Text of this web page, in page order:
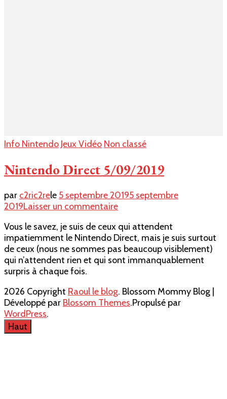
Info Nintendo Jeux Vidéo Non classé
Nintendo Direct 5/09/2019
par c2ric2rele 5 septembre 20195 septembre
2019Laisser un commentairesur
Direct
5/09/2019
Vous le savez, je suis de ceux qui attendent
impatiemment le Nintendo Direct, mais je suis surtout
de ceux (nous ne sommes pas beaucoup visiblement)
qui n’attendent rien et qui sont immanquablement
surpris à chaque fois.
2026 Copyright Raoul le blog. Blossom Mommy Blog |
Développé par Blossom Themes.Propulsé par
WordPress.
Haut